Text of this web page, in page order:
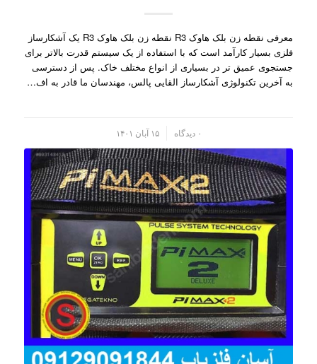
معرفی نقطه زن بلک هاوک R3 نقطه زن بلک هاوک R3 یک آشکارساز
فلزی بسیار کارآمد است که با استفاده از یک سیستم قدرت بالاتر برای
جستجوی عمیق تر در بسیاری از انواع مختلف خاک. پس از دسترسی
به آخرین تکنولوژی آشکارساز القایی پالس، مهندسان ما قادر به اف…
۰ دیدگاه ۱۵ آبان ۱۴۰۱